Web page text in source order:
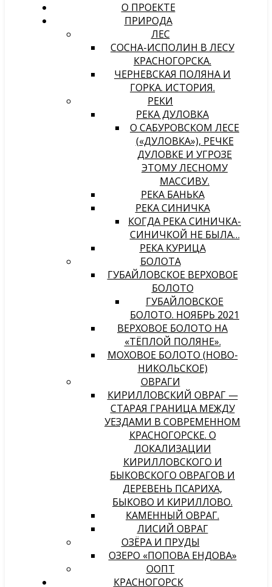
О ПРОЕКТЕ
ПРИРОДА
ЛЕС
СОСНА-ИСПОЛИН В ЛЕСУ
КРАСНОГОРСКА.
ЧЕРНЕВСКАЯ ПОЛЯНА И
ГОРКА. ИСТОРИЯ.
РЕКИ
РЕКА ДУЛОВКА
О САБУРОВСКОМ ЛЕСЕ
(«ДУЛОВКА»), РЕЧКЕ
ДУЛОВКЕ И УГРОЗЕ
ЭТОМУ ЛЕСНОМУ
МАССИВУ.
РЕКА БАНЬКА
РЕКА СИНИЧКА
КОГДА РЕКА СИНИЧКА-
СИНИЧКОЙ НЕ БЫЛА…
РЕКА КУРИЦА
БОЛОТА
ГУБАЙЛОВСКОЕ ВЕРХОВОЕ
БОЛОТО
ГУБАЙЛОВСКОЕ
БОЛОТО. НОЯБРЬ 2021
ВЕРХОВОЕ БОЛОТО НА
«ТЁПЛОЙ ПОЛЯНЕ».
МОХОВОЕ БОЛОТО (НОВО-
НИКОЛЬСКОЕ)
ОВРАГИ
КИРИЛЛОВСКИЙ ОВРАГ —
СТАРАЯ ГРАНИЦА МЕЖДУ
УЕЗДАМИ В СОВРЕМЕННОМ
КРАСНОГОРСКЕ. О
ЛОКАЛИЗАЦИИ
КИРИЛЛОВСКОГО И
БЫКОВСКОГО ОВРАГОВ И
ДЕРЕВЕНЬ ПСАРИХА,
БЫКОВО И КИРИЛЛОВО.
КАМЕННЫЙ ОВРАГ.
ЛИСИЙ ОВРАГ
ОЗЁРА И ПРУДЫ
ОЗЕРО «ПОПОВА ЕНДОВА»
ООПТ
КРАСНОГОРСК